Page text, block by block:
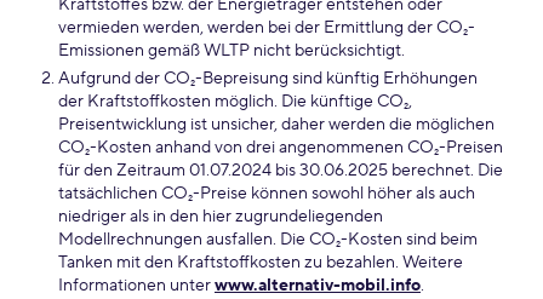
Kraftstoffes bzw. der Energieträger entstehen oder
vermieden werden, werden bei der Ermittlung der CO₂-
Emissionen gemäß WLTP nicht berücksichtigt.
Aufgrund der CO₂-Bepreisung sind künftig Erhöhungen
der Kraftstoffkosten möglich. Die künftige CO₂,
Preisentwicklung ist unsicher, daher werden die möglichen
CO₂-Kosten anhand von drei angenommenen CO₂-Preisen
für den Zeitraum 01.07.2024 bis 30.06.2025 berechnet. Die
tatsächlichen CO₂-Preise können sowohl höher als auch
niedriger als in den hier zugrundeliegenden
Modellrechnungen ausfallen. Die CO₂-Kosten sind beim
Tanken mit den Kraftstoffkosten zu bezahlen. Weitere
Informationen unterwww.alternativ-mobil.info.